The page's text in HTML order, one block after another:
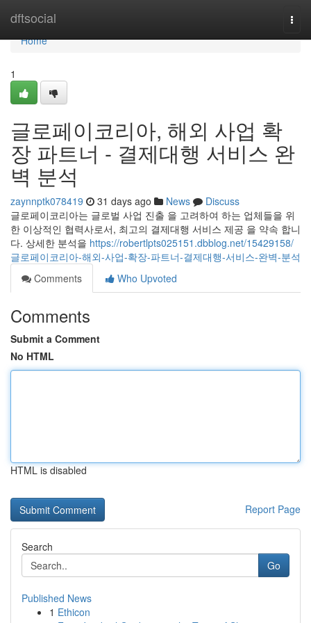
dftsocial
Home
Home
1
글로페이코리아, 해외 사업 확
장 파트너 - 결제대행 서비스 완
벽 분석
zaynnptk078419 31 days ago News
Discuss
글로페이코리아는 글로벌 사업 진출 을 고려하여 하는 업체들을 위
한 이상적인 협력사로서, 최고의 결제대행 서비스 제공 을 약속 합니
다. 상세한 분석을 https://robertlpts025151.dbblog.net/15429158/
글로페이코리아-해외-사업-확장-파트너-결제대행-서비스-완벽-분석
Comments
Who Upvoted
Comments
Submit a Comment
No HTML
HTML is disabled
Report Page
Search
Go
Published News
1 Ethicon